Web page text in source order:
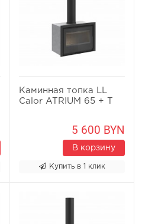
Каминная топка LL
Calor ATRIUM 65 + T
5 600 BYN
В корзину
Купить в 1 клик